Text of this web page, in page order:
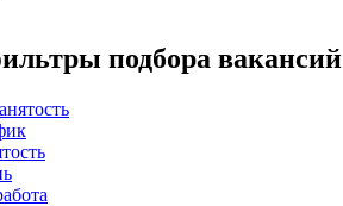
подбора вакансий